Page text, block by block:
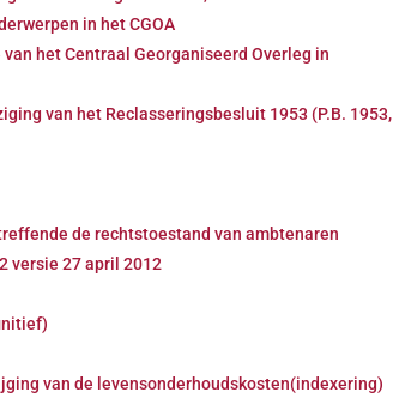
in het CGOA
het Centraal Georganiseerd Overleg in
van het Reclasseringsbesluit 1953 (P.B. 1953,
de rechtstoestand van ambtenaren
versie 27 april 2012
van de levensonderhoudskosten(indexering)